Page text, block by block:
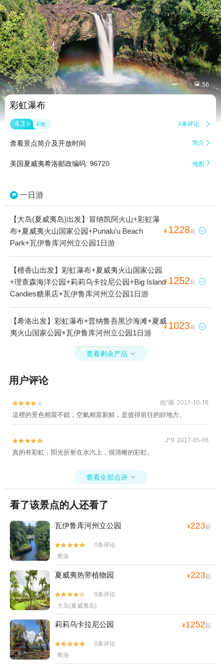
 56
彩虹瀑布
4.3 分 不错 2条评论 
查看景点简介及开放时间 简介 
美国夏威夷希洛邮政编码: 96720 地图 
一日游
【大岛(夏威夷岛)出发】冒纳凯阿火山+彩虹瀑
布+夏威夷火山国家公园+Punalu'u Beach
Park+瓦伊鲁库河州立公园1日游
¥ 1228起 
【檀香山出发】彩虹瀑布+夏威夷火山国家公园
+理查森海洋公园+莉莉乌卡拉尼公园+Big Island
Candies糖果店+瓦伊鲁库河州立公园1日游
¥ 1252 起 
【希洛出发】彩虹瀑布+普纳鲁吾黑沙海滩+夏威
夷火山国家公园+瓦伊鲁库河州立公园1日游
¥ 1023起 
查看剩余产品 
用户评论

 蘋*園 2017-10-16
這裡的景色相當不錯，空氣相當新鮮，是值得前往的好地方。

 J*9 2017-05-06
真的有彩虹，阳光折射在水汽上，很清晰的彩虹。
查看全部点评 
看了该景点的人还看了
瓦伊鲁库河州立公园 ¥223起


0条评论
希洛
夏威夷热带植物园 ¥223起


0条评论
大岛(夏威夷岛)
莉莉乌卡拉尼公园 ¥1252起


0条评论
希洛
